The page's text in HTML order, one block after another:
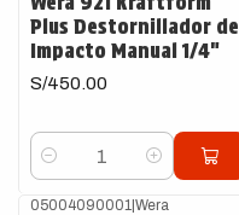
Plus Destornillador de
Impacto Manual 1/4"
S/450.00
Cantidad
05004090001 |Wera